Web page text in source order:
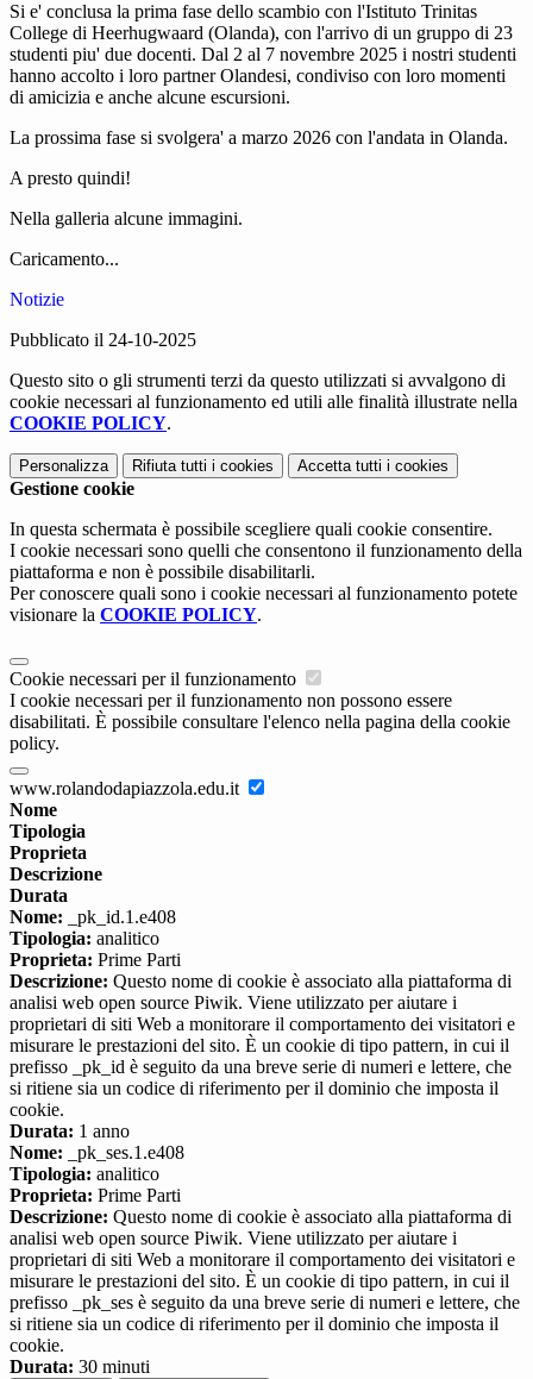
Si e' conclusa la prima fase dello scambio con l'Istituto Trinitas
College di Heerhugwaard (Olanda), con l'arrivo di un gruppo di 23
studenti piu' due docenti. Dal 2 al 7 novembre 2025 i nostri studenti
hanno accolto i loro partner Olandesi, condiviso con loro momenti
di amicizia e anche alcune escursioni.
La prossima fase si svolgera' a marzo 2026 con l'andata in Olanda.
A presto quindi!
Nella galleria alcune immagini.
Caricamento...
Notizie
Pubblicato il 24-10-2025
Questo sito o gli strumenti terzi da questo utilizzati si avvalgono di
cookie necessari al funzionamento ed utili alle finalità illustrate nella
COOKIE POLICY.
Personalizza Rifiuta tutti i cookies Accetta tutti i cookies
Gestione cookie
In questa schermata è possibile scegliere quali cookie consentire.
I cookie necessari sono quelli che consentono il funzionamento della
piattaforma e non è possibile disabilitarli.
Per conoscere quali sono i cookie necessari al funzionamento potete
visionare la COOKIE POLICY.
Cookie necessari per il funzionamento
I cookie necessari per il funzionamento non possono essere
disabilitati. È possibile consultare l'elenco nella pagina della cookie
policy.
www.rolandodapiazzola.edu.it
Nome
Tipologia
Proprieta
Descrizione
Durata
Nome: _pk_id.1.e408
Tipologia: analitico
Proprieta: Prime Parti
Descrizione: Questo nome di cookie è associato alla piattaforma di
analisi web open source Piwik. Viene utilizzato per aiutare i
proprietari di siti Web a monitorare il comportamento dei visitatori e
misurare le prestazioni del sito. È un cookie di tipo pattern, in cui il
prefisso _pk_id è seguito da una breve serie di numeri e lettere, che
si ritiene sia un codice di riferimento per il dominio che imposta il
cookie.
Durata: 1 anno
Nome: _pk_ses.1.e408
Tipologia: analitico
Proprieta: Prime Parti
Descrizione: Questo nome di cookie è associato alla piattaforma di
analisi web open source Piwik. Viene utilizzato per aiutare i
proprietari di siti Web a monitorare il comportamento dei visitatori e
misurare le prestazioni del sito. È un cookie di tipo pattern, in cui il
prefisso _pk_ses è seguito da una breve serie di numeri e lettere, che
si ritiene sia un codice di riferimento per il dominio che imposta il
cookie.
Durata: 30 minuti